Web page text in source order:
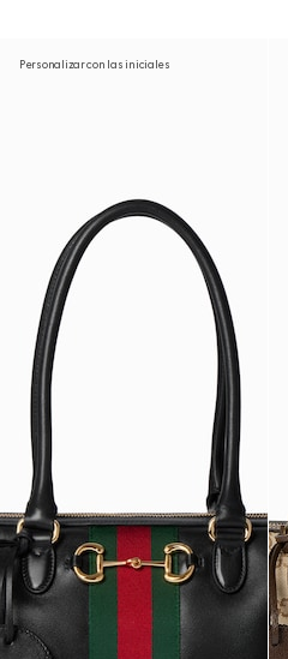
Personalizar con las iniciales